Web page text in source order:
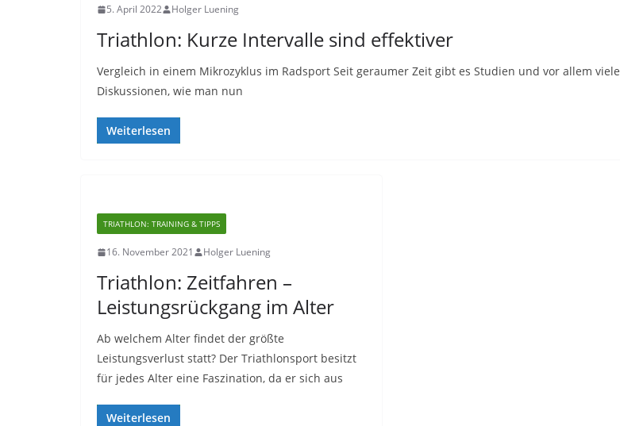
5. April 2022 Holger Luening
Triathlon: Kurze Intervalle sind effektiver
Vergleich in einem Mikrozyklus im Radsport Seit geraumer Zeit gibt es Studien und vor allem viele
Diskussionen, wie man nun
Weiterlesen
TRIATHLON: TRAINING & TIPPS
16. November 2021 Holger Luening
Triathlon: Zeitfahren –
Leistungsrückgang im Alter
Ab welchem Alter findet der größte
Leistungsverlust statt? Der Triathlonsport besitzt
für jedes Alter eine Faszination, da er sich aus
Weiterlesen